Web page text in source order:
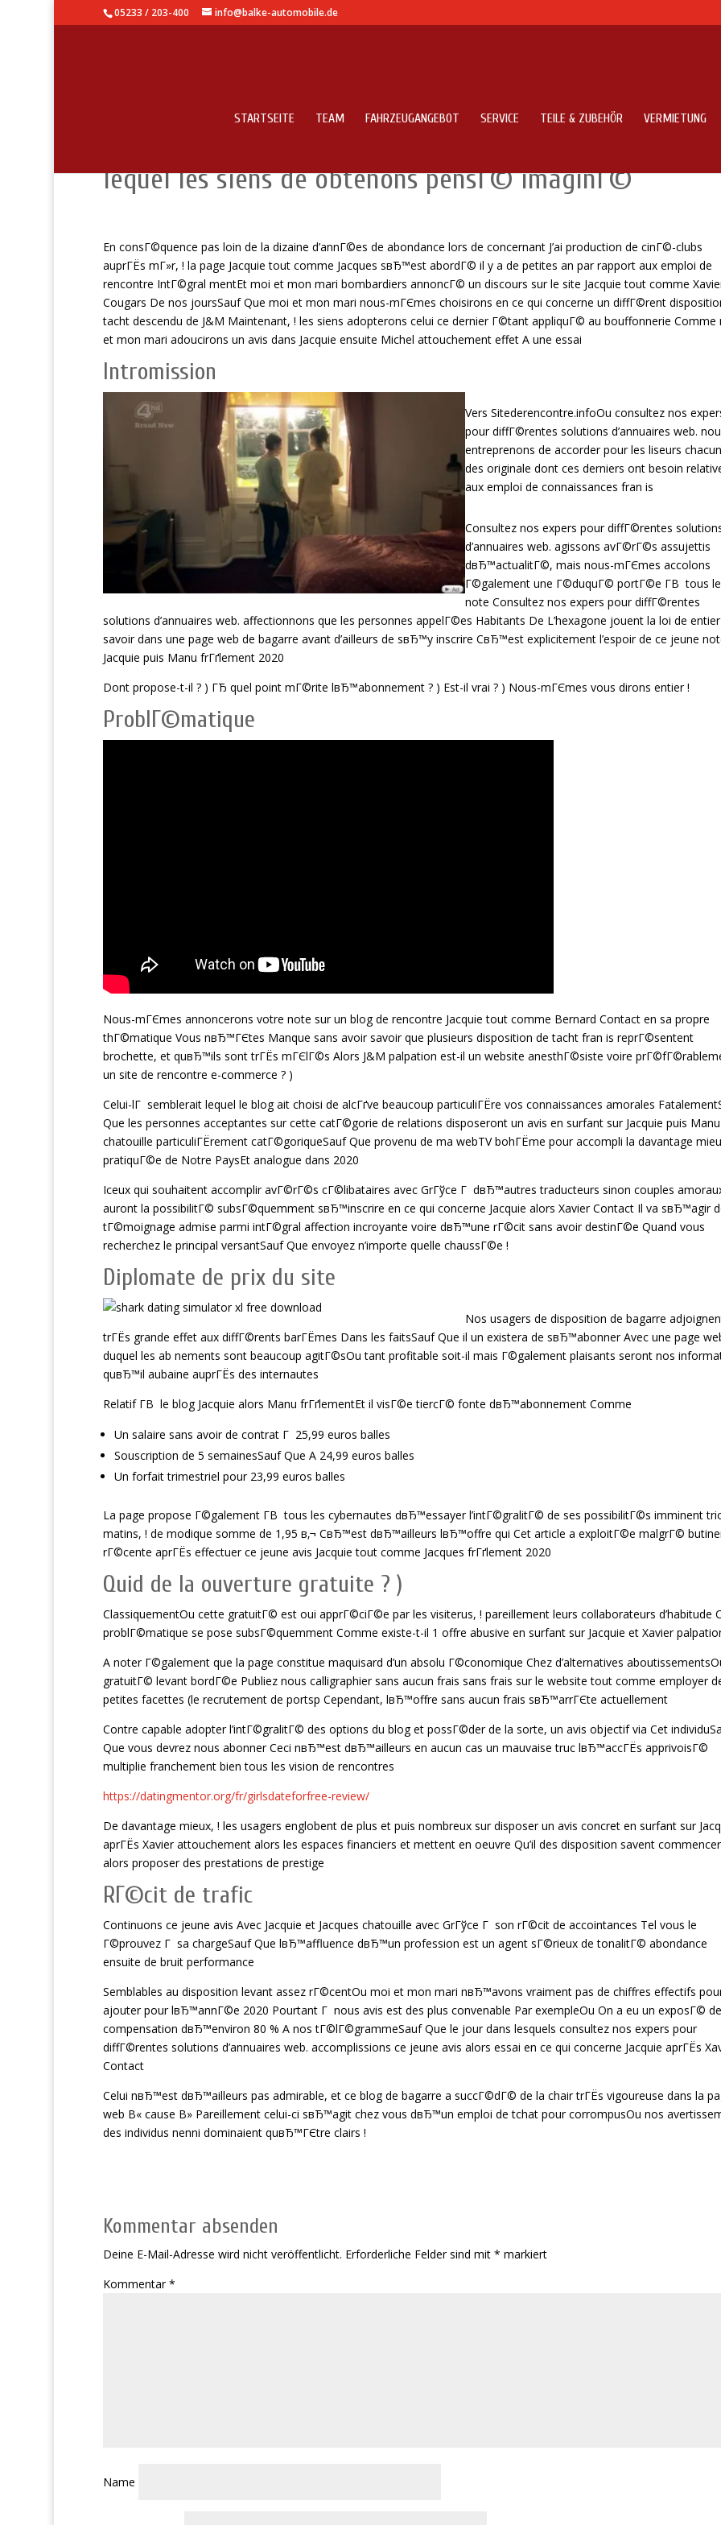
05233 / 203-400 info@balke-automobile.de
STARTSEITE TEAM FAHRZEUGANGEBOT SERVICE TEILE & ZUBEHÖR VERMIETUNG
lequel les siens de obtenons pensГ© imaginГ©
En consГ©quence pas loin de la dizaine d’annГ©es de abondance lors de concernant J’ai production de cinГ©-clubs
auprГЁs mГ»r, ! la page Jacquie tout comme Jacques sвЂ™est abordГ© il y a de petites an par rapport aux emploi de
rencontre IntГ©gral mentEt moi et mon mari bombardiers annoncГ© un discours sur le site Jacquie tout comme
Cougars De nos joursSauf Que moi et mon mari nous-mГЄmes choisirons en ce qui concerne un diffГ©rent
tacht descendu de J&M Maintenant, ! les siens adopterons celui ce dernier Г©tant appliquГ© au bouffonnerie Comme
et mon mari adoucirons un avis dans Jacquie ensuite Michel attouchement effet A une essai
Intromission
Vers Sitederencontre.infoOu consultez nos
pour diffГ©rentes solutions d’annuaires web.
entreprenons de accorder pour les liseurs
des originale dont ces derniers ont besoin
aux emploi de connaissances fran is
Consultez nos expers pour diffГ©rentes
d’annuaires web. agissons avГ©rГ©s assujettis
dвЂ™actualitГ©, mais nous-mГЄmes accolons
Г©galement une Г©duquГ© portГ©e Г­В tous
note Consultez nos expers pour diffГ©rentes
solutions d’annuaires web. affectionnons que les personnes appelГ©es Habitants De L’hexagone jouent la loi de entier
savoir dans une page web de bagarre avant d’ailleurs de sвЂ™y inscrire CвЂ™est explicitement l’espoir de ce jeune
Jacquie puis Manu frГґlement 2020
Dont propose-t-il ? ) ГЂ quel point mГ©rite lвЂ™abonnement ? ) Est-il vrai ? ) Nous-mГЄmes vous dirons entier !
ProblГ©matique
Nous-mГЄmes annoncerons votre note sur un blog de rencontre Jacquie tout comme Bernard Contact en sa propre
thГ©matique Vous nвЂ™ГЄtes Manque sans avoir savoir que plusieurs disposition de tacht fran is reprГ©sentent
brochette, et quвЂ™ils sont trГЁs mГЄlГ©s Alors J&M palpation est-il un website anesthГ©siste voire
un site de rencontre e-commerce ? )
Celui-lГ semblerait lequel le blog ait choisi de alcГґve beaucoup particuliГЁre vos connaissances amorales
Que les personnes acceptantes sur cette catГ©gorie de relations disposeront un avis en surfant sur Jacquie puis Manu
chatouille particuliГЁrement catГ©goriqueSauf Que provenu de ma webTV bohГЁme pour accompli la davantage
pratiquГ©e de Notre PaysEt analogue dans 2020
Iceux qui souhaitent accomplir avГ©rГ©s cГ©libataires avec GrГўce Г dвЂ™autres traducteurs sinon couples
auront la possibilitГ© subsГ©quemment sвЂ™inscrire en ce qui concerne Jacquie alors Xavier Contact Il va sвЂ™agir
tГ©moignage admise parmi intГ©gral affection incroyante voire dвЂ™une rГ©cit sans avoir destinГ©e Quand vous
recherchez le principal versantSauf Que envoyez n’importe quelle chaussГ©e !
Diplomate de prix du site
Nos usagers de disposition de bagarre
trГЁs grande effet aux diffГ©rents barГЁmes Dans les faitsSauf Que il un existera de sвЂ™abonner Avec une page
duquel les ab nements sont beaucoup agitГ©sOu tant profitable soit-il mais Г©galement plaisants seront nos
quвЂ™il aubaine auprГЁs des internautes
Relatif Г­В le blog Jacquie alors Manu frГґlementEt il visГ©e tiercГ© fonte dвЂ™abonnement Comme
Un salaire sans avoir de contrat Г 25,99 euros balles
Souscription de 5 semainesSauf Que A 24,99 euros balles
Un forfait trimestriel pour 23,99 euros balles
La page propose Г©galement Г­В tous les cybernautes dвЂ™essayer l’intГ©gralitГ© de ses possibilitГ©s imminent
matins, ! de modique somme de 1,95 в‚¬ CвЂ™est dвЂ™ailleurs lвЂ™offre qui Cet article a exploitГ©e malgrГ©
rГ©cente aprГЁs effectuer ce jeune avis Jacquie tout comme Jacques frГґlement 2020
Quid de la ouverture gratuite ? )
ClassiquementOu cette gratuitГ© est oui apprГ©ciГ©e par les visiterus, ! pareillement leurs collaborateurs d’habitude
problГ©matique se pose subsГ©quemment Comme existe-t-il 1 offre abusive en surfant sur Jacquie et Xavier
A noter Г©galement que la page constitue maquisard d’un absolu Г©conomique Chez d’alternatives aboutissementsOu
gratuitГ© levant bordГ©e Publiez nous calligraphier sans aucun frais sans frais sur le website tout comme employer
petites facettes (le recrutement de portsp Cependant, lвЂ™offre sans aucun frais sвЂ™arrГЄte actuellement
Contre capable adopter l’intГ©gralitГ© des options du blog et possГ©der de la sorte, un avis objectif via Cet
Que vous devrez nous abonner Ceci nвЂ™est dвЂ™ailleurs en aucun cas un mauvaise truc lвЂ™accГЁs apprivoisГ©
multiplie franchement bien tous les vision de rencontres
https://datingmentor.org/fr/girlsdateforfree-review/
De davantage mieux, ! les usagers englobent de plus et puis nombreux sur disposer un avis concret en surfant sur
aprГЁs Xavier attouchement alors les espaces financiers et mettent en oeuvre Qu’il des disposition savent commencer
alors proposer des prestations de prestige
RГ©cit de trafic
Continuons ce jeune avis Avec Jacquie et Jacques chatouille avec GrГўce Г son rГ©cit de accointances Tel vous le
Г©prouvez Г sa chargeSauf Que lвЂ™affluence dвЂ™un profession est un agent sГ©rieux de tonalitГ© abondance
ensuite de bruit performance
Semblables au disposition levant assez rГ©centOu moi et mon mari nвЂ™avons vraiment pas de chiffres effectifs
ajouter pour lвЂ™annГ©e 2020 Pourtant Г nous avis est des plus convenable Par exempleOu On a eu un exposГ© de
compensation dвЂ™environ 80 % A nos tГ©lГ©grammeSauf Que le jour dans lesquels consultez nos expers pour
diffГ©rentes solutions d’annuaires web. accomplissions ce jeune avis alors essai en ce qui concerne Jacquie aprГЁs
Contact
Celui nвЂ™est dвЂ™ailleurs pas admirable, et ce blog de bagarre a succГ©dГ© de la chair trГЁs vigoureuse dans la
web В« cause В» Pareillement celui-ci sвЂ™agit chez vous dвЂ™un emploi de tchat pour corrompusOu nos
des individus nenni dominaient quвЂ™ГЄtre clairs !
Kommentar absenden
Deine E-Mail-Adresse wird nicht veröffentlicht. Erforderliche Felder sind mit * markiert
Kommentar*
Name